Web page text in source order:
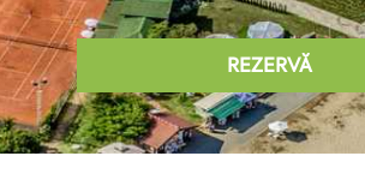
REZERVĂ